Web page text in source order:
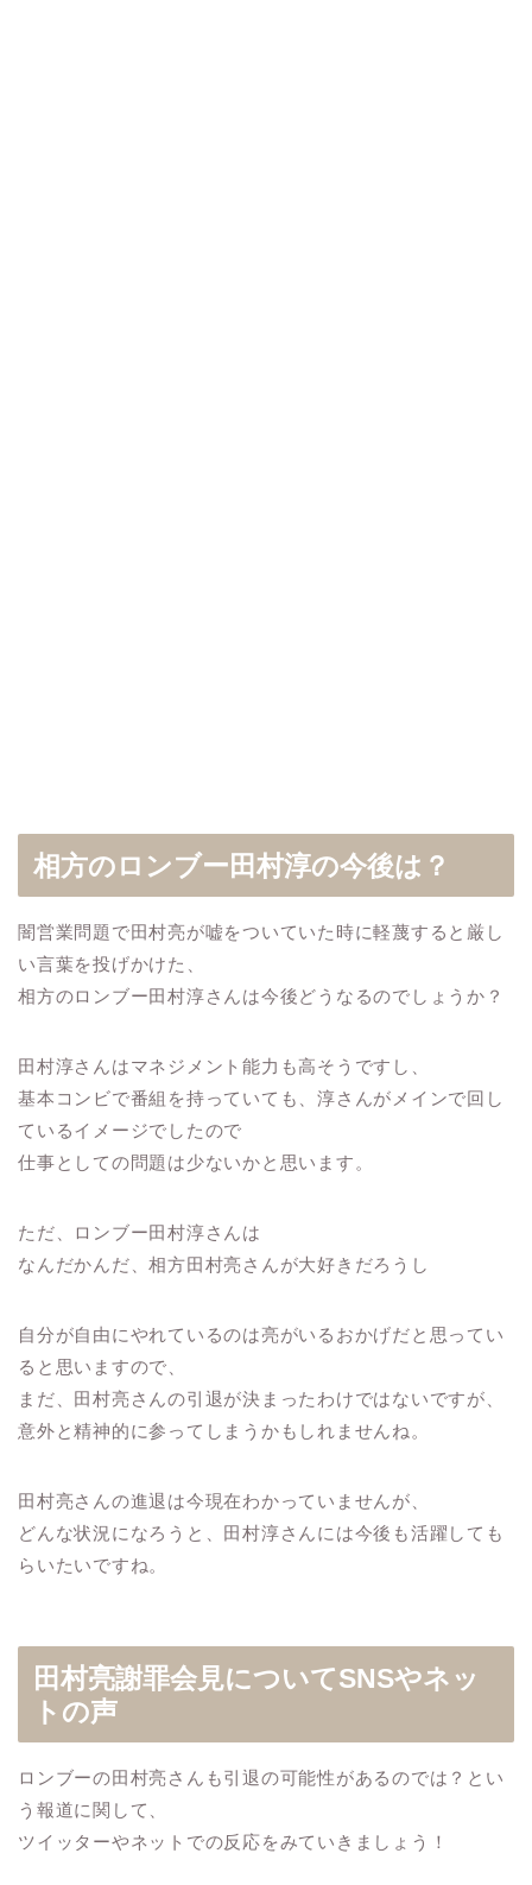
相方のロンブー田村淳の今後は？
闇営業問題で田村亮が嘘をついていた時に軽蔑すると厳し
い言葉を投げかけた、
相方のロンブー田村淳さんは今後どうなるのでしょうか？
田村淳さんはマネジメント能力も高そうですし、
基本コンビで番組を持っていても、淳さんがメインで回し
ているイメージでしたので
仕事としての問題は少ないかと思います。
ただ、ロンブー田村淳さんは
なんだかんだ、相方田村亮さんが大好きだろうし
自分が自由にやれているのは亮がいるおかげだと思ってい
ると思いますので、
まだ、田村亮さんの引退が決まったわけではないですが、
意外と精神的に参ってしまうかもしれませんね。
田村亮さんの進退は今現在わかっていませんが、
どんな状況になろうと、田村淳さんには今後も活躍しても
らいたいですね。
田村亮謝罪会見についてSNSやネッ
トの声
ロンブーの田村亮さんも引退の可能性があるのでは？とい
う報道に関して、
ツイッターやネットでの反応をみていきましょう！